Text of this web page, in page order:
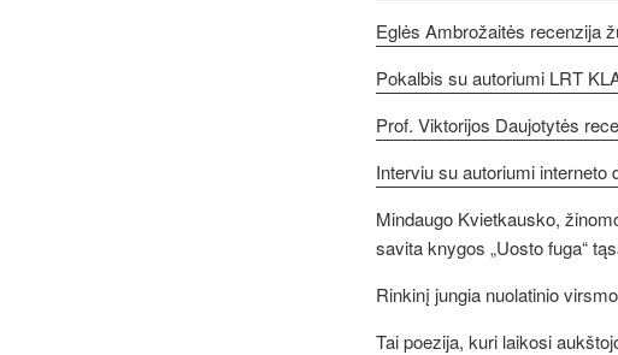
Eglės Ambrožaitės recenzija
Pokalbis su autoriumi LRT
Prof. Viktorijos Daujotytės
Interviu su autoriumi interneto
Mindaugo Kvietkausko,
savita knygos „Uosto fuga“
Rinkinį jungia nuolatinio
Tai poezija, kuri laikosi